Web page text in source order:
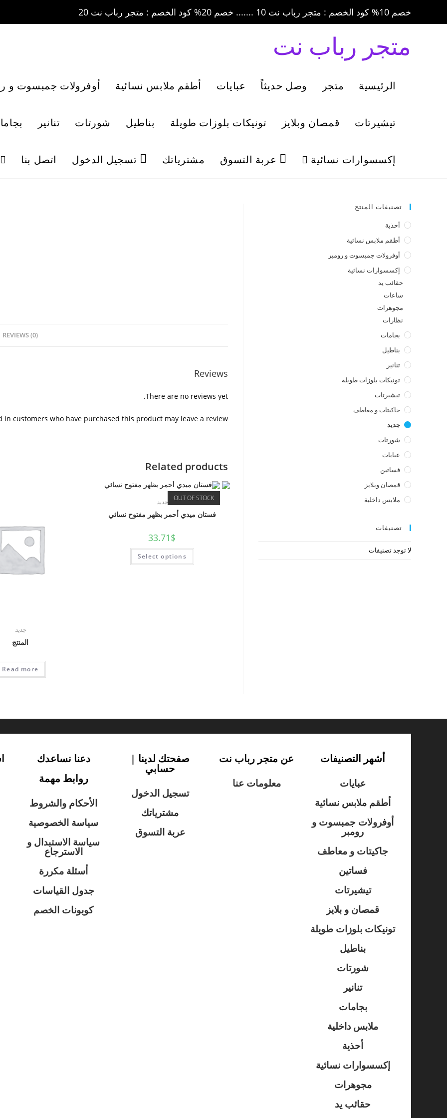
خصم 10% كود الخصم : متجر رباب نت 10 ....... خصم 20% كود الخصم : متجر رباب نت 20
متجر رباب نت
الرئيسية متجر وصل حديثاً عبايات أطقم ملابس نسائية أوفرولات جمبسوت و
تيشيرتات قمصان وبلايز تونيكات بلوزات طويلة بناطيل شورتات تنانير
إكسسوارات نسائية عربة التسوق مشترياتك تسجيل الدخول اتصل بنا
REVIEWS (0)
Reviews
There are no reviews yet.
in customers who have purchased this product may leave a review.
Related products
OUT OF STOCK جديد
فستان ميدي أحمر بظهر مفتوح نسائي
33.71$
Select options
جديد
المنتج
Read more
تصنيفات المنتج
أحذية
أطقم ملابس نسائية
أوفرولات جمبسوت و رومبر
إكسسوارات نسائية
حقائب يد
ساعات
مجوهرات
نظارات
بجامات
بناطيل
تنانير
تونيكات بلوزات طويلة
تيشيرتات
جاكيتات و معاطف
جديد
شورتات
عبايات
فساتين
قمصان وبلايز
ملابس داخلية
تصنيفات
لا توجد تصنيفات
أشهر التصنيفات
عبايات
أطقم ملابس نسائية
أوفرولات جمبسوت و
رومبر
جاكيتات و معاطف
فساتين
تيشيرتات
قمصان و بلايز
تونيكات بلوزات طويلة
بناطيل
شورتات
تنانير
بجامات
ملابس داخلية
أحذية
إكسسوارات نسائية
مجوهرات
حقائب يد
عن متجر رباب نت
معلومات عنا
صفحتك لدينا |
حسابي
تسجيل الدخول
مشترياتك
عربة التسوق
دعنا نساعدك
روابط مهمة
الأحكام والشروط
سياسة الخصوصية
سياسة الاستبدال و
الاسترجاع
أسئلة مكررة
جدول القياسات
كوبونات الخصم